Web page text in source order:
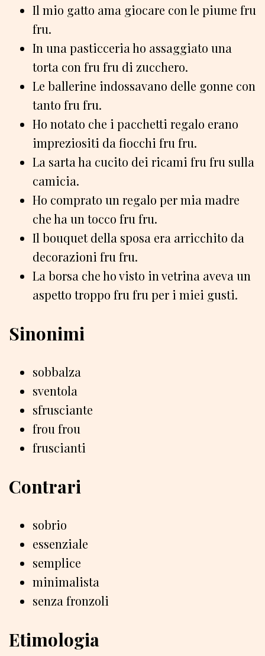
Il mio gatto ama giocare con le piume fru
fru.
In una pasticceria ho assaggiato una
torta con fru fru di zucchero.
Le ballerine indossavano delle gonne con
tanto fru fru.
Ho notato che i pacchetti regalo erano
impreziositi da fiocchi fru fru.
La sarta ha cucito dei ricami fru fru sulla
camicia.
Ho comprato un regalo per mia madre
che ha un tocco fru fru.
Il bouquet della sposa era arricchito da
decorazioni fru fru.
La borsa che ho visto in vetrina aveva un
aspetto troppo fru fru per i miei gusti.
Sinonimi
sobbalza
sventola
sfrusciante
frou frou
fruscianti
Contrari
sobrio
essenziale
semplice
minimalista
senza fronzoli
Etimologia